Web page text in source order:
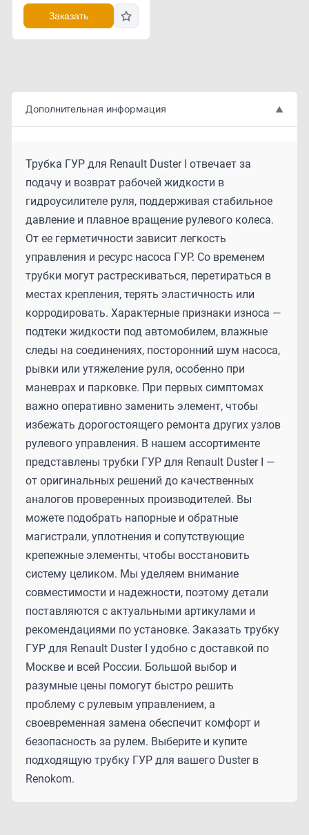
Заказать
Дополнительная информация ▲
Трубка ГУР для Renault Duster I отвечает за
подачу и возврат рабочей жидкости в
гидроусилителе руля, поддерживая стабильное
давление и плавное вращение рулевого колеса.
От ее герметичности зависит легкость
управления и ресурс насоса ГУР. Со временем
трубки могут растрескиваться, перетираться в
местах крепления, терять эластичность или
корродировать. Характерные признаки износа —
подтеки жидкости под автомобилем, влажные
следы на соединениях, посторонний шум насоса,
рывки или утяжеление руля, особенно при
маневрах и парковке. При первых симптомах
важно оперативно заменить элемент, чтобы
избежать дорогостоящего ремонта других узлов
рулевого управления. В нашем ассортименте
представлены трубки ГУР для Renault Duster I —
от оригинальных решений до качественных
аналогов проверенных производителей. Вы
можете подобрать напорные и обратные
магистрали, уплотнения и сопутствующие
крепежные элементы, чтобы восстановить
систему целиком. Мы уделяем внимание
совместимости и надежности, поэтому детали
поставляются с актуальными артикулами и
рекомендациями по установке. Заказать трубку
ГУР для Renault Duster I удобно с доставкой по
Москве и всей России. Большой выбор и
разумные цены помогут быстро решить
проблему с рулевым управлением, а
своевременная замена обеспечит комфорт и
безопасность за рулем. Выберите и купите
подходящую трубку ГУР для вашего Duster в
Renokom.